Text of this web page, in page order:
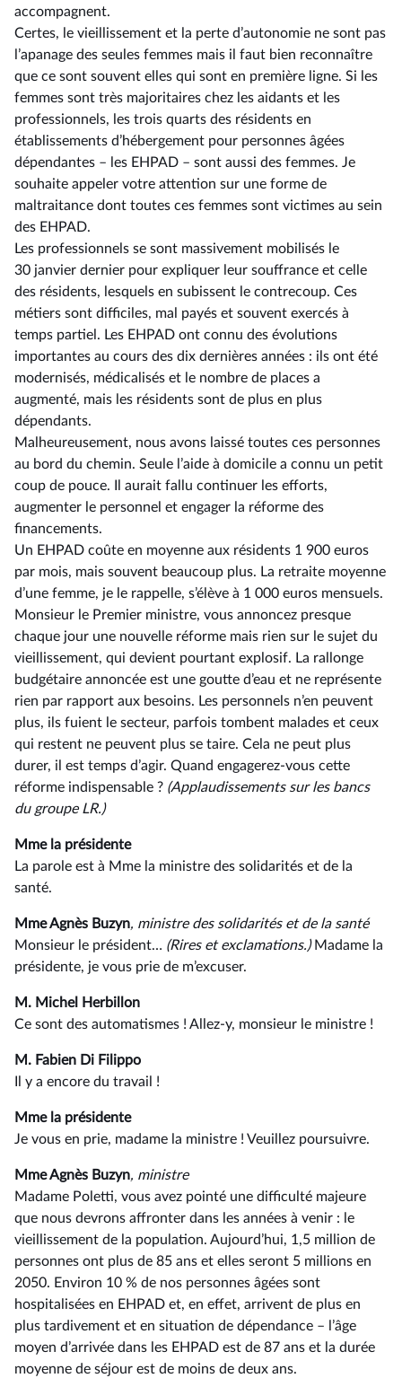
accompagnent.
Certes, le vieillissement et la perte d’autonomie ne sont pas
l’apanage des seules femmes mais il faut bien reconnaître
que ce sont souvent elles qui sont en première ligne. Si les
femmes sont très majoritaires chez les aidants et les
professionnels, les trois quarts des résidents en
établissements d’hébergement pour personnes âgées
dépendantes –⁠ les EHPAD – sont aussi des femmes. Je
souhaite appeler votre attention sur une forme de
maltraitance dont toutes ces femmes sont victimes au sein
des EHPAD.
Les professionnels se sont massivement mobilisés le
30 janvier dernier pour expliquer leur souffrance et celle
des résidents, lesquels en subissent le contrecoup. Ces
métiers sont difficiles, mal payés et souvent exercés à
temps partiel. Les EHPAD ont connu des évolutions
importantes au cours des dix dernières années : ils ont été
modernisés, médicalisés et le nombre de places a
augmenté, mais les résidents sont de plus en plus
dépendants.
Malheureusement, nous avons laissé toutes ces personnes
au bord du chemin. Seule l’aide à domicile a connu un petit
coup de pouce. Il aurait fallu continuer les efforts,
augmenter le personnel et engager la réforme des
financements.
Un EHPAD coûte en moyenne aux résidents 1 900 euros
par mois, mais souvent beaucoup plus. La retraite moyenne
d’une femme, je le rappelle, s’élève à 1 000 euros mensuels.
Monsieur le Premier ministre, vous annoncez presque
chaque jour une nouvelle réforme mais rien sur le sujet du
vieillissement, qui devient pourtant explosif. La rallonge
budgétaire annoncée est une goutte d’eau et ne représente
rien par rapport aux besoins. Les personnels n’en peuvent
plus, ils fuient le secteur, parfois tombent malades et ceux
qui restent ne peuvent plus se taire. Cela ne peut plus
durer, il est temps d’agir. Quand engagerez-vous cette
réforme indispensable ? (Applaudissements sur les bancs
du groupe LR.)
Mme la présidente
La parole est à Mme la ministre des solidarités et de la
santé.
Mme Agnès Buzyn, ministre des solidarités et de la santé
Monsieur le président… (Rires etexclamations.)Madame la
présidente, je vous prie de m’excuser.
M. Michel Herbillon
Ce sont des automatismes ! Allez-y, monsieur le ministre !
M. Fabien Di Filippo
Il y a encore du travail !
Mme la présidente
Je vous en prie, madame la ministre ! Veuillez poursuivre.
Mme Agnès Buzyn, ministre
Madame Poletti, vous avez pointé une difficulté majeure
que nous devrons affronter dans les années à venir : le
vieillissement de la population. Aujourd’hui, 1,5 million de
personnes ont plus de 85 ans et elles seront 5 millions en
2050. Environ 10 % de nos personnes âgées sont
hospitalisées en EHPAD et, en effet, arrivent de plus en
plus tardivement et en situation de dépendance – l’âge
moyen d’arrivée dans les EHPAD est de 87 ans et la durée
moyenne de séjour est de moins de deux ans.